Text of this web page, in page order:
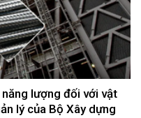
lượng đối với vật
lý của Bộ Xây dựng